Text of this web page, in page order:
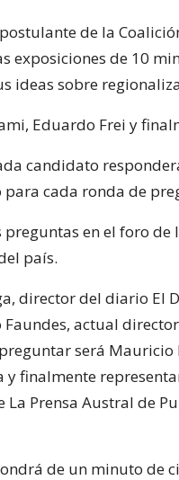
de la
exposiciones de 10
ideas sobre
Eduardo Frei y
candidato
cada ronda de
en el foro de
país.
director del diario El
actual
será Mauricio
finalmente
Prensa Austral de
de un minuto de